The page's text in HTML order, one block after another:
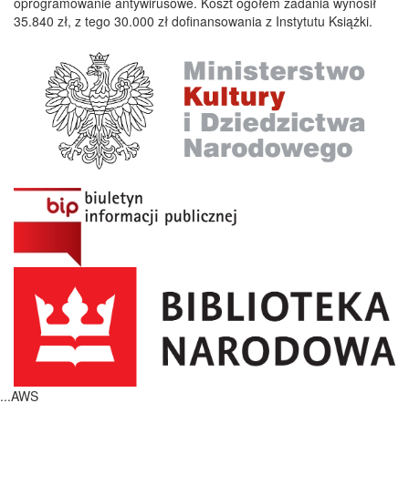
35.840 zł, z tego 30.000 zł dofinansowania z Instytutu Książki.
...AWS